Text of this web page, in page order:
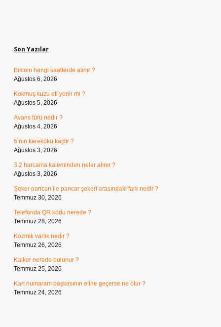
Son Yazılar
Bitcoin hangi saatlerde alınır ?
Ağustos 6, 2026
Kokmuş kuzu eti yenir mi ?
Ağustos 5, 2026
Avans türü nedir ?
Ağustos 4, 2026
6’nın karekökü kaçtır ?
Ağustos 3, 2026
3.2 harcama kaleminden neler alınır ?
Ağustos 3, 2026
Şeker pancarı ile pancar şekeri arasındaki fark nedir ?
Temmuz 30, 2026
Telefonda QR kodu nerede ?
Temmuz 28, 2026
Kozmik varlık nedir ?
Temmuz 26, 2026
Kalker nerede bulunur ?
Temmuz 25, 2026
Kart numaram başkasının eline geçerse ne olur ?
Temmuz 24, 2026